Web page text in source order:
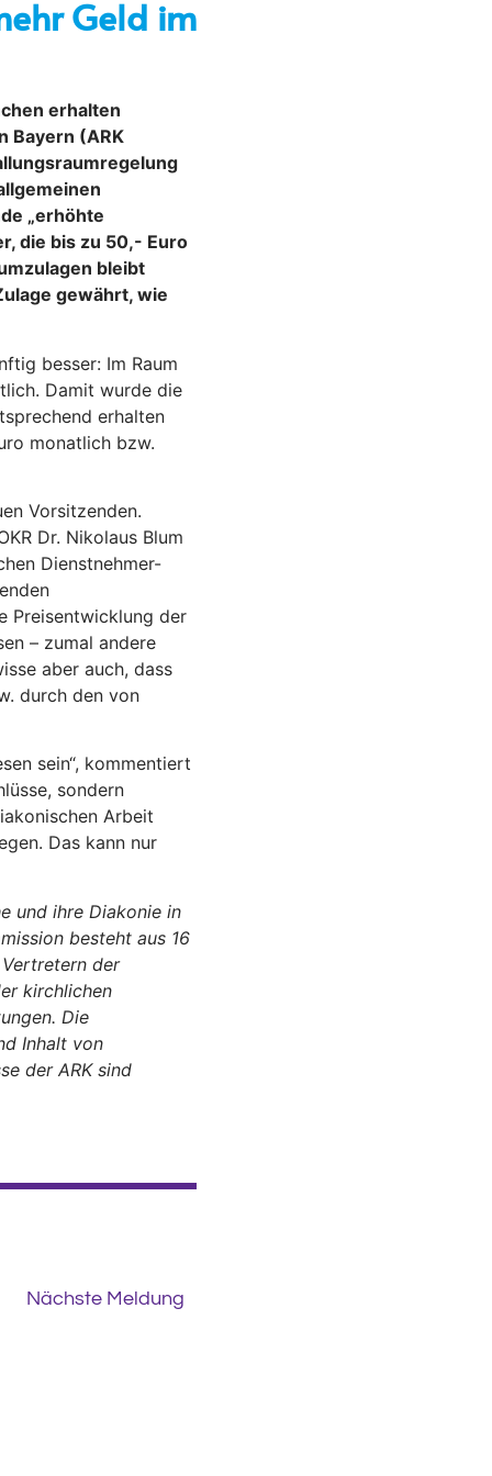
Geld im
erhalten
Bayern (ARK
„erhöhte
die bis zu 50,- Euro
bleibt
gewährt, wie
besser: Im Raum
Damit wurde die
erhalten
monatlich bzw.
Vorsitzenden.
Dr. Nikolaus Blum
Dienstnehmer-
Preisentwicklung der
– zumal andere
aber auch, dass
durch den von
sein“, kommentiert
sondern
Arbeit
Das kann nur
und ihre Diakonie in
besteht aus 16
der
kirchlichen
Die
Inhalt von
der ARK sind
Nächste Meldung